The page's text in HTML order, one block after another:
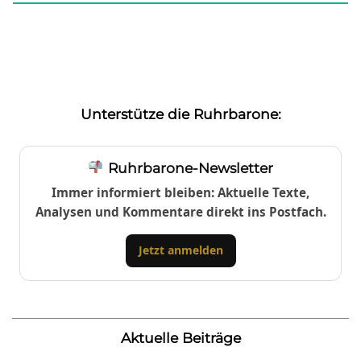
Unterstütze die Ruhrbarone:
Ruhrbarone-Newsletter
Immer informiert bleiben: Aktuelle Texte,
Analysen und Kommentare direkt ins Postfach.
Jetzt anmelden
Aktuelle Beiträge